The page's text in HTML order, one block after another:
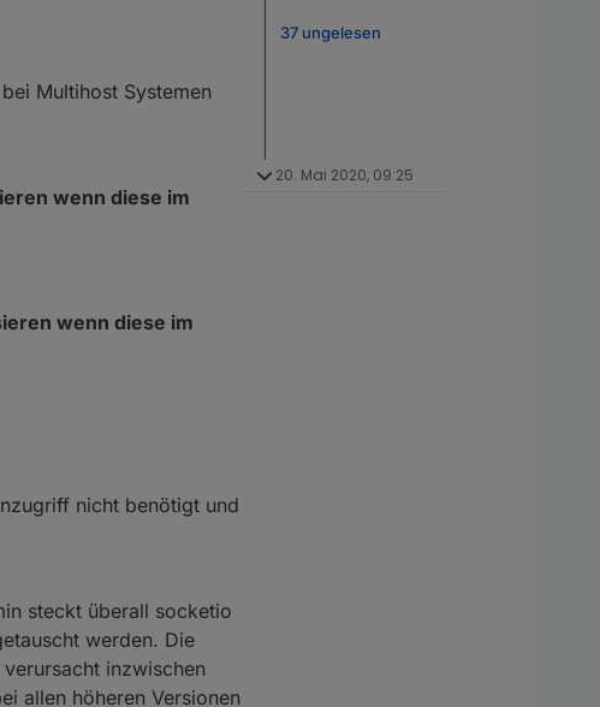
Multihost Systemen
wenn diese im
wenn diese im
nicht benötigt und
steckt überall socketio
werden. Die
inzwischen
allen höheren Versionen
37 ungelesen
20. Mai 2020, 09:25